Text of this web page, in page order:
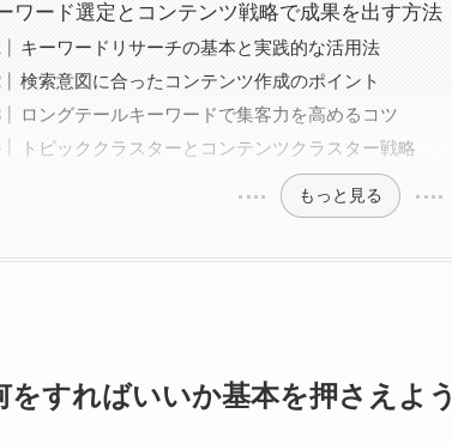
ワード選定とコンテンツ戦略で成果を出す方法
キーワードリサーチの基本と実践的な活用法
検索意図に合ったコンテンツ作成のポイント
ロングテールキーワードで集客力を高めるコツ
トピッククラスターとコンテンツクラスター戦略
もっと見る
をすればいいか基本を押さえよう